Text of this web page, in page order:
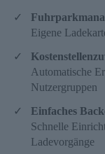
Eigene
Automatische
Nutzergruppen
Einfaches
Schnelle
Ladevorgänge